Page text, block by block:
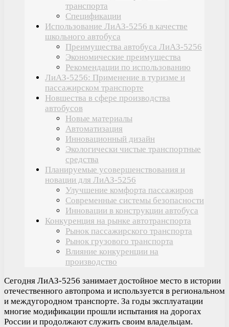
транспорта
Спецификации
Использование ЛиАЗ-5256 в качестве
школьного автобуса
Преимущества автобуса ЛиАЗ-5256
Экономические преимущества
Рекомендации по использованию
ЛиАЗ-5256: Применение в туризме и
пассажирском транспорте
Новшества в сфере производства
автобусов
Новые материалы
Автоматизация
Инновационный дизайн
Экологически чистые транспортные
средства
Планируемые усовершенствования и
новации для ЛиАЗ-5256
Улучшение комфорта пассажиров
Современные системы безопасности
Инновации в конструкции автобуса
Конкуренция на рынке автотранспорта
Рынок пассажирского транспорта
Рынок грузового транспорта
Влияние конкуренции на
производство
Сегодня ЛиАЗ-5256 занимает достойное место в истории
отечественного автопрома и используется в региональном
и междугородном транспорте. За годы эксплуатации
многие модификации прошли испытания на дорогах
России и продолжают служить своим владельцам.